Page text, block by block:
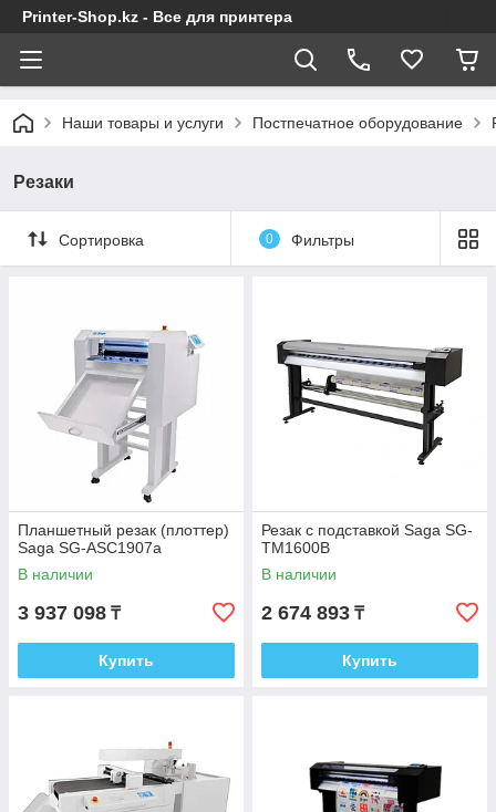
Printer-Shop.kz - Все для принтера
Наши товары и услуги Постпечатное оборудование
Резаки
Сортировка 0 Фильтры
Планшетный резак (плоттер)
Saga SG-ASC1907a
В наличии
3 937 098 ₸
Купить
Резак с подставкой Saga SG-
TM1600B
В наличии
2 674 893 ₸
Купить